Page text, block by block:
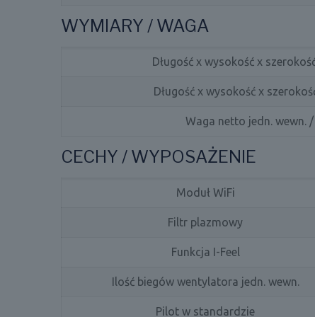
WYMIARY / WAGA
Długość x wysokość x
Długość x wysokość x
Waga netto jedn. wewn. /
CECHY / WYPOSAŻENIE
Moduł WiFi
Filtr plazmowy
Funkcja I-Feel
Ilość biegów wentylatora jedn. wewn.
Pilot w standardzie